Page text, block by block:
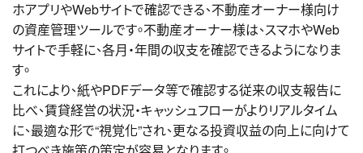
ホアプリやWebサイトで確認できる、不動産オーナー様向け
の資産管理ツールです。不動産オーナー様は、スマホやWeb
サイトで手軽に、各月・年間の収支を確認できるようになりま
す。
これにより、紙やPDFデータ等で確認する従来の収支報告に
比べ、賃貸経営の状況・キャッシュフローがよりリアルタイム
に、最適な形で“視覚化”され、更なる投資収益の向上に向けて